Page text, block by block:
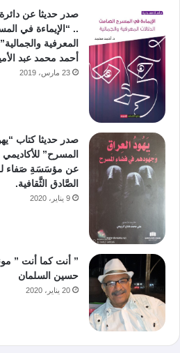
صدر حديثا عن
.. “الإيماءة في
المعرفية
أحمد محمد عبد
23 مارس، 2019
صدر حديثا كتاب
المسرح”
عن مؤسَسَةِ صَفاء
الصَّادق الثَّقافية.
9 يناير، 2020
” أنت كما أنت ”
حسين السلمان
20 يناير، 2020